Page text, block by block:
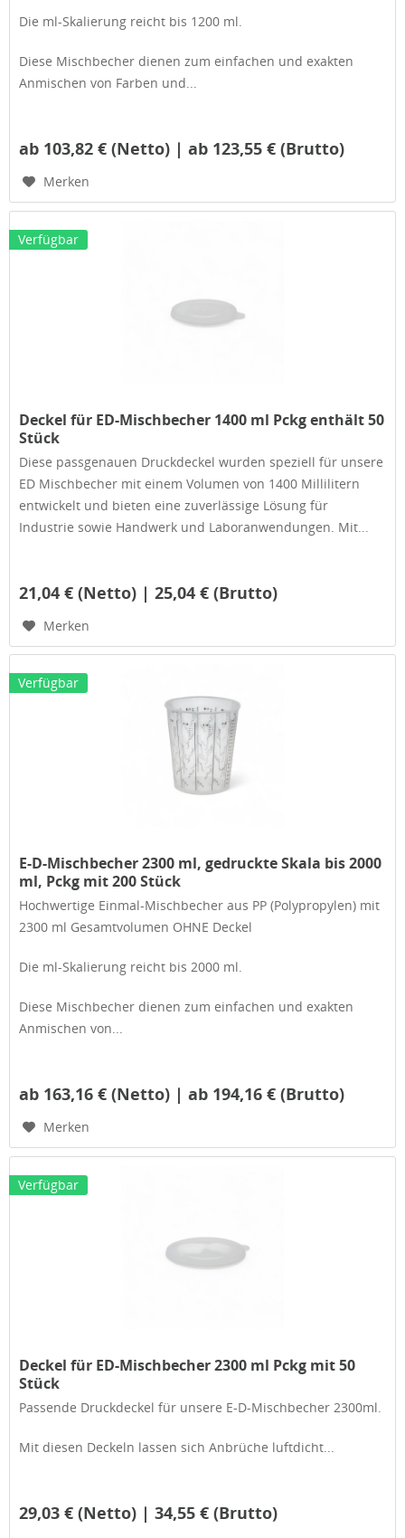
Die ml-Skalierung reicht bis 1200 ml.
Diese Mischbecher dienen zum einfachen und exakten
Anmischen von Farben und...
ab 103,82 € (Netto) | ab 123,55 € (Brutto)
Merken
Verfügbar
Deckel für ED-Mischbecher 1400 ml Pckg enthält 50
Stück
Diese passgenauen Druckdeckel wurden speziell für unsere
ED Mischbecher mit einem Volumen von 1400 Millilitern
entwickelt und bieten eine zuverlässige Lösung für
Industrie sowie Handwerk und Laboranwendungen. Mit...
21,04 € (Netto) | 25,04 € (Brutto)
Merken
Verfügbar
E-D-Mischbecher 2300 ml, gedruckte Skala bis 2000
ml, Pckg mit 200 Stück
Hochwertige Einmal-Mischbecher aus PP (Polypropylen) mit
2300 ml Gesamtvolumen OHNE Deckel
Die ml-Skalierung reicht bis 2000 ml.
Diese Mischbecher dienen zum einfachen und exakten
Anmischen von...
ab 163,16 € (Netto) | ab 194,16 € (Brutto)
Merken
Verfügbar
Deckel für ED-Mischbecher 2300 ml Pckg mit 50
Stück
Passende Druckdeckel für unsere E-D-Mischbecher 2300ml.
Mit diesen Deckeln lassen sich Anbrüche luftdicht...
29,03 € (Netto) | 34,55 € (Brutto)